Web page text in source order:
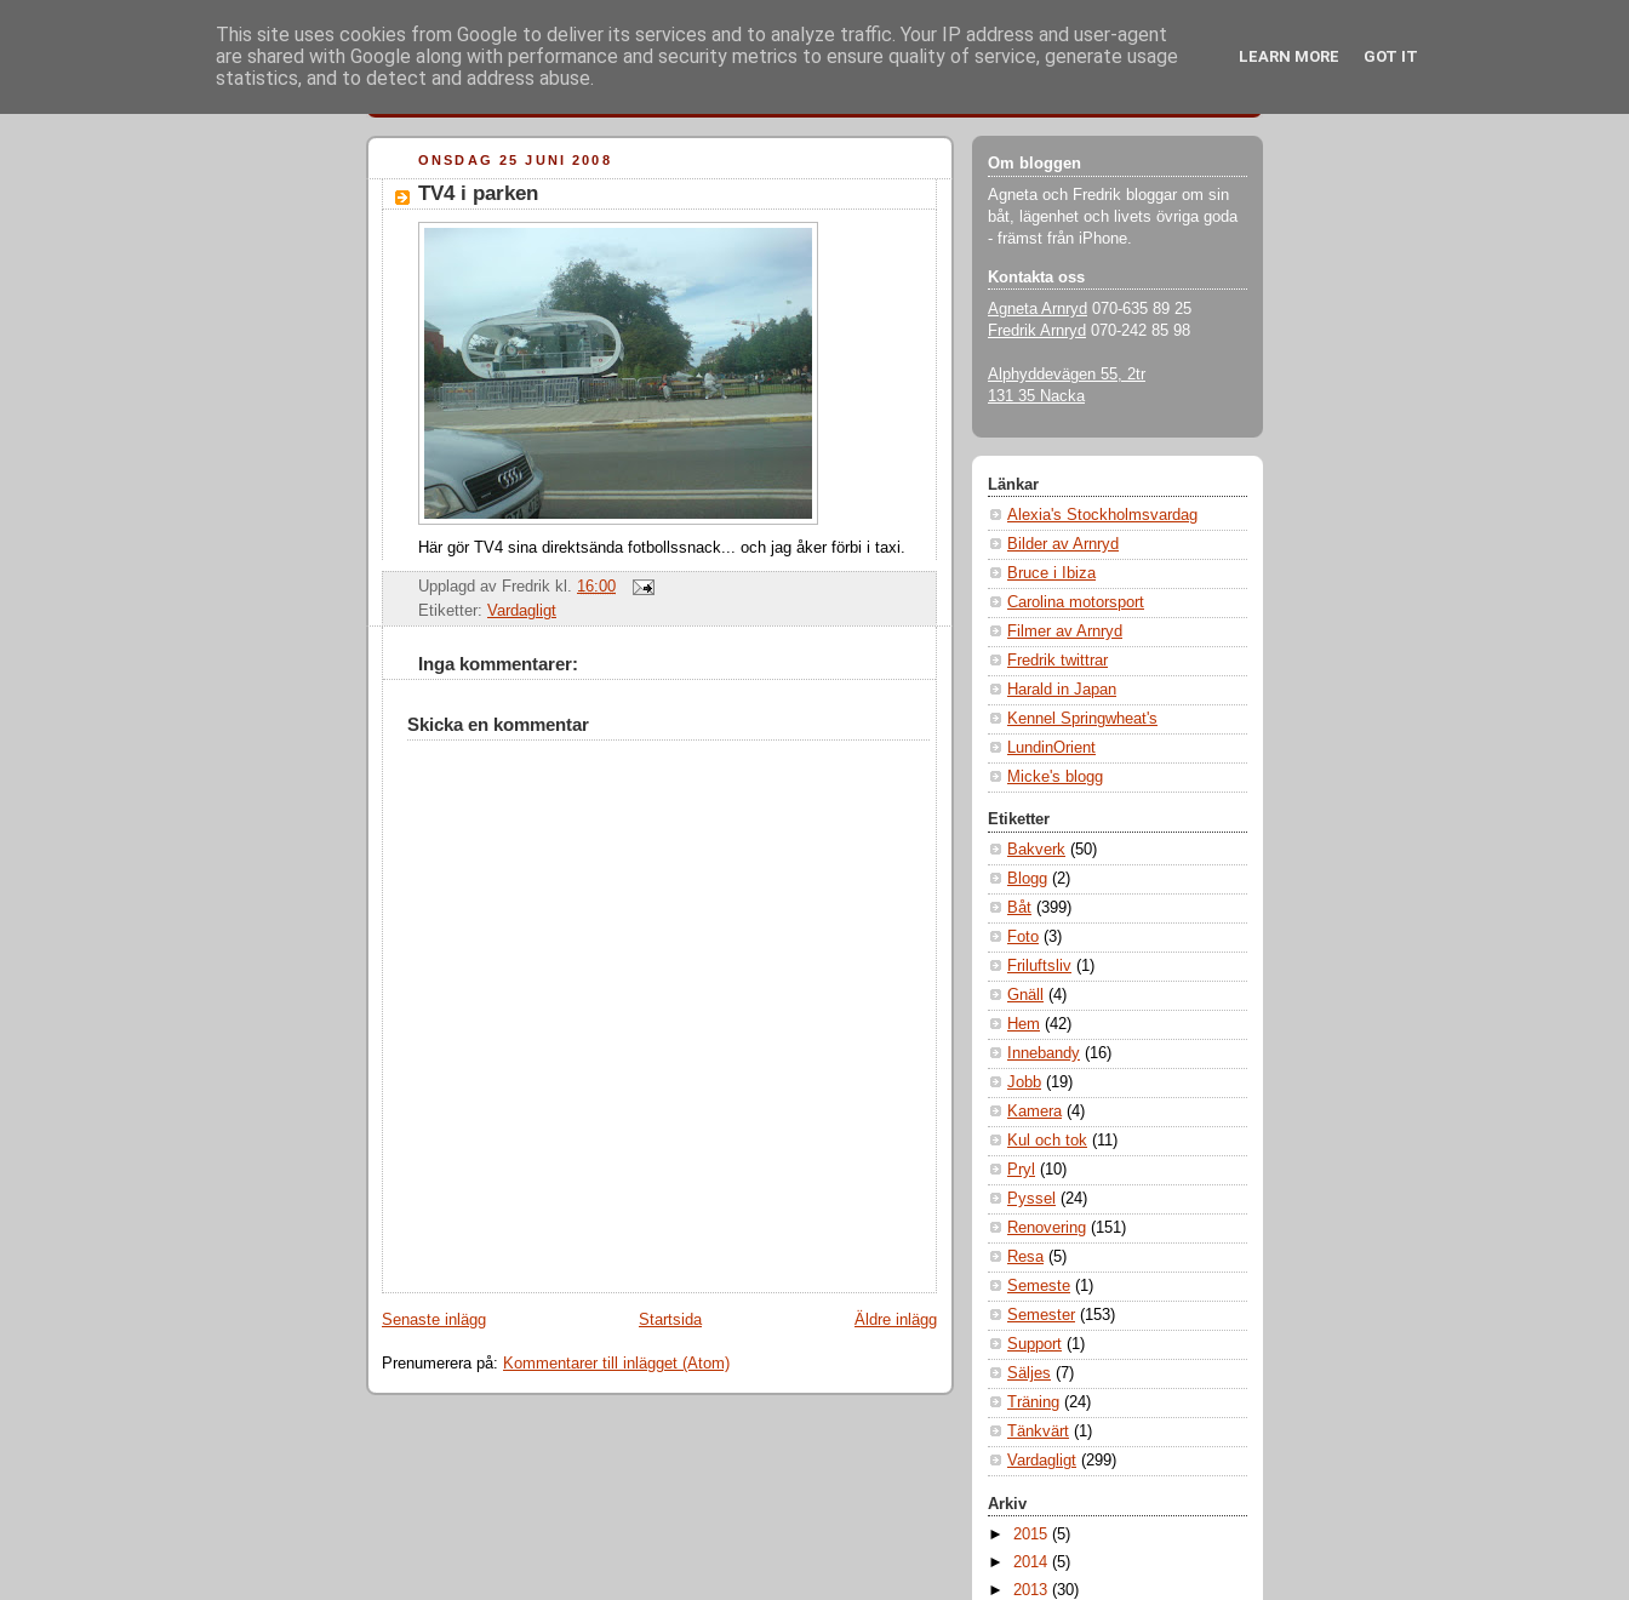
ONSDAG 25 JUNI 2008
TV4 i parken
Här gör TV4 sina direktsända fotbollssnack... och jag åker förbi i taxi.
Upplagd av Fredrik kl. 16:00
Etiketter: Vardagligt
Inga kommentarer:
Skicka en kommentar
Senaste inlägg Äldre inlägg
Startsida
Prenumerera på: Kommentarer till inlägget (Atom)
Om bloggen
Agneta och Fredrik bloggar om sin
båt, lägenhet och livets övriga goda
- främst från iPhone.
Kontakta oss
Agneta Arnryd 070-635 89 25
Fredrik Arnryd 070-242 85 98
Alphyddevägen 55, 2tr
131 35 Nacka
Länkar
Alexia's Stockholmsvardag
Bilder av Arnryd
Bruce i Ibiza
Carolina motorsport
Filmer av Arnryd
Fredrik twittrar
Harald in Japan
Kennel Springwheat's
LundinOrient
Micke's blogg
Etiketter
Bakverk (50)
Blogg (2)
Båt (399)
Foto (3)
Friluftsliv (1)
Gnäll
(4)
Hem (42)
Innebandy (16)
Jobb (19)
Kamera (4)
Kul och tok (11)
Pryl (10)
Pyssel (24)
Renovering (151)
Resa (5)
Semeste (1)
Semester (153)
Support (1)
Säljes (7)
Träning (24)
Tänkvärt (1)
Vardagligt (299)
Arkiv
► 2015 (5)
► 2014 (5)
► 2013 (30)
This site uses cookies from Google to deliver its services and to analyze traffic. Your IP address and user-agent
are shared with Google along with performance and security metrics to ensure quality of service, generate usage
statistics, and to detect and address abuse.
LEARN MORE GOT IT